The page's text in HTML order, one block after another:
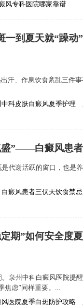
风专科医院哪家靠谱
一到夏天就“躁
汗、作息饮食紊乱三
中科皮肤白癜风夏季护理
盛”——白癜风患
代谢活跃的窗口，也是
白癜风患者三伏天饮食禁忌
定期”如何安全度
泉州中科白癜风医院提
焦虑”同样重要。...
医院夏季白斑防护攻略